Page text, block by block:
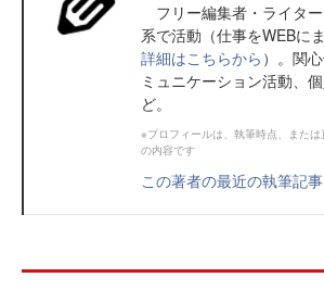
フリー編集者・ライタ
系で活動（仕事をWEBに
詳細はこちらから ）。関
ミュニケーション活動、
ど。
※プロフィールは、執筆時点、また
の内容です
この著者の最近の執筆記事